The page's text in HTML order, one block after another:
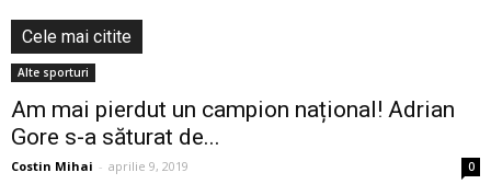
Cele mai citite
Alte sporturi
Am mai pierdut un campion național! Adrian
Gore s-a săturat de...
Costin Mihai - aprilie 9, 2019 0